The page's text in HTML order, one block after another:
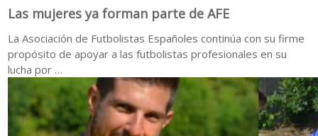
Las mujeres ya forman parte de AFE
La Asociación de Futbolistas Españoles continúa con su firme
propósito de apoyar a las futbolistas profesionales en su
lucha por …